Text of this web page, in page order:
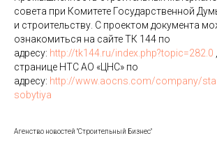
совета при Комитете Государственной
и строительству. С проектом документа
ознакомиться на сайте ТК 144 по
адресу: http://tk144.ru/index.php?topic=282.0
странице НТС АО «ЦНС» по
адресу: http://www.aocns.com/company/
sobytiya
Агенство новостей "Строительный Бизнес"